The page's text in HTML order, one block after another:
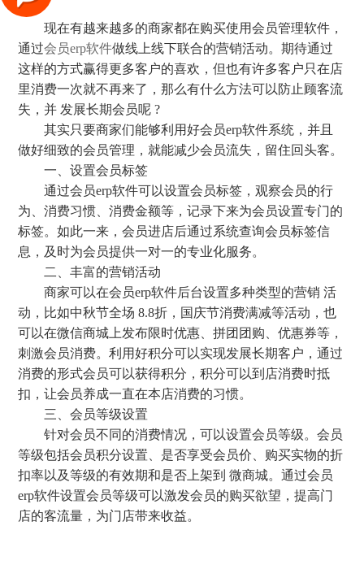
现在有越来越多的商家都在购买使用会员管理软件，
通过会员erp软件做线上线下联合的营销活动。期待通过
这样的方式赢得更多客户的喜欢，但也有许多客户只在店
里消费一次就不再来了，那么有什么方法可以防止顾客流
失，并 发展长期会员呢 ?
其实只要商家们能够利用好会员erp软件系统，并且
做好细致的会员管理，就能减少会员流失，留住回头客。
一、设置会员标签
通过会员erp软件可以设置会员标签，观察会员的行
为、消费习惯、消费金额等，记录下来为会员设置专门的
标签。如此一来，会员进店后通过系统查询会员标签信
息，及时为会员提供一对一的专业化服务。
二、丰富的营销活动
商家可以在会员erp软件后台设置多种类型的营销 活
动，比如中秋节全场 8.8折，国庆节消费满减等活动，也
可以在微信商城上发布限时优惠、拼团团购、优惠券等，
刺激会员消费。利用好积分可以实现发展长期客户，通过
消费的形式会员可以获得积分，积分可以到店消费时抵
扣，让会员养成一直在本店消费的习惯。
三、会员等级设置
针对会员不同的消费情况，可以设置会员等级。会员
等级包括会员积分设置、是否享受会员价、购买实物的折
扣率以及等级的有效期和是否上架到 微商城。通过会员
erp软件设置会员等级可以激发会员的购买欲望，提高门
店的客流量，为门店带来收益。